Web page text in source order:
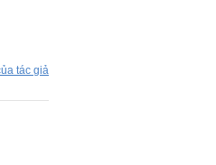
tác giả